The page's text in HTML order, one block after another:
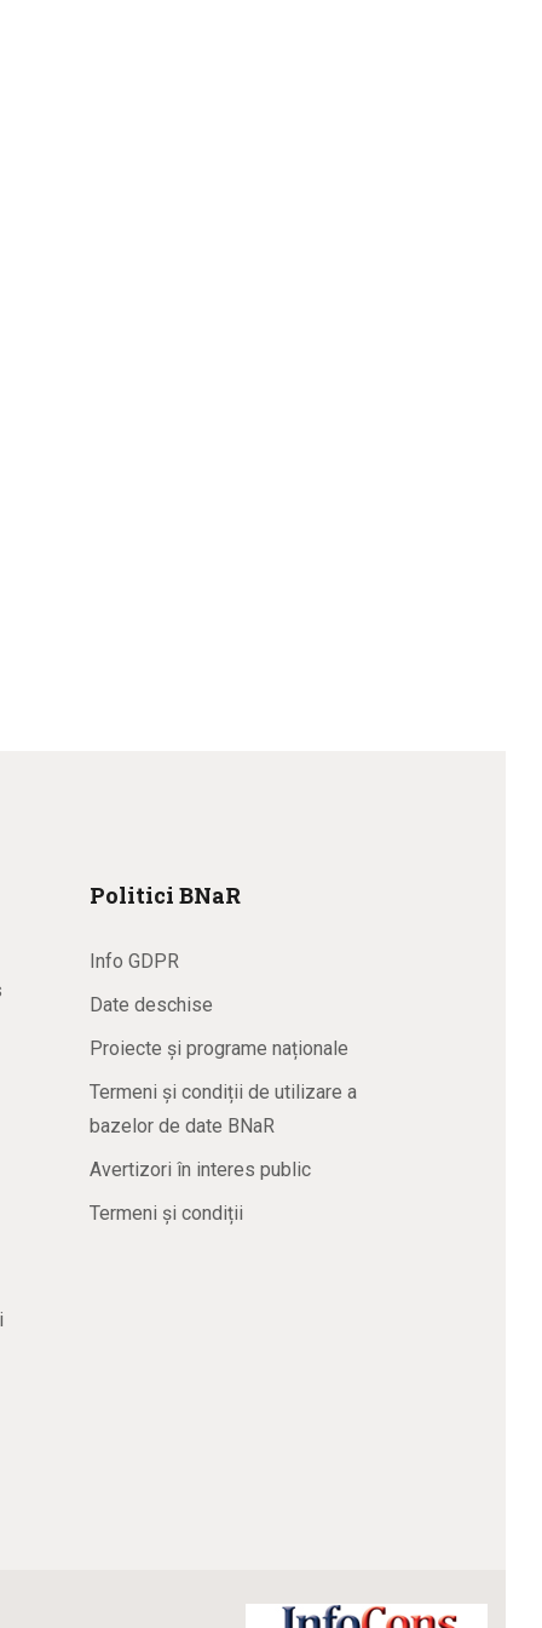
Politici BNaR
Info GDPR
Date deschise
Proiecte și programe naționale
Termeni și condiții de utilizare a
bazelor de date BNaR
Avertizori în interes public
Termeni și condiții